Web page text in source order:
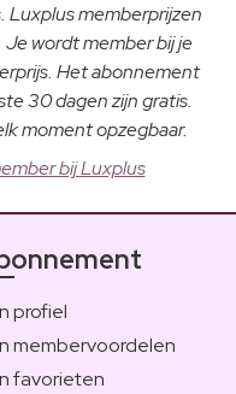
Luxplus memberprijzen
wordt member bij je
Het abonnement
30 dagen zijn gratis.
moment opzegbaar.
bij Luxplus
profiel
membervoordelen
favorieten